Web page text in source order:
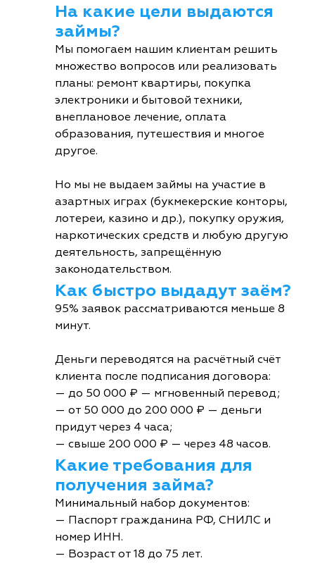
На какие цели выдаются
займы?
Мы помогаем нашим клиентам решить
множество вопросов или реализовать
планы: ремонт квартиры, покупка
электроники и бытовой техники,
внеплановое лечение, оплата
образования, путешествия и многое
другое.
Но мы не выдаем займы на участие в
азартных играх (букмекерские конторы,
лотереи, казино и др.), покупку оружия,
наркотических средств и любую другую
деятельность, запрещённую
законодательством.
Как быстро выдадут заём?
95% заявок рассматриваются меньше 8
минут.
Деньги переводятся на расчётный счёт
клиента после подписания договора:
— до 50 000 ₽ — мгновенный перевод;
— от 50 000 до 200 000 ₽ — деньги
придут через 4 часа;
— свыше 200 000 ₽ — через 48 часов.
Какие требования для
получения займа?
Минимальный набор документов:
— Паспорт гражданина РФ, СНИЛС и
номер ИНН.
— Возраст от 18 до 75 лет.